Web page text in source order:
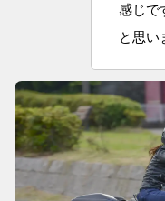
感じで
と思い